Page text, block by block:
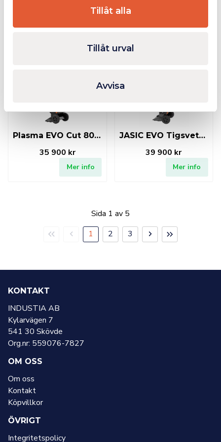
Tillåt alla
Tillåt urval
Avvisa
Plasma EVO Cut 80 inkl. kompressor (UPH-125)
35 900 kr
Mer info
JASIC EVO Tigsvets Vattenkyld 300amp DC 380V
39 900 kr
Mer info
Sida 1 av 5
Första
sidan
Föregående
sida
1 2 3
Nästa
sida
Sista
sidan
KONTAKT
INDUSTIA AB
Kylarvägen 7
541 30 Skövde
Org.nr: 559076-7827
OM OSS
Om oss
Kontakt
Köpvillkor
ÖVRIGT
Integritetspolicy